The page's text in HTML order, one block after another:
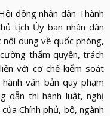
đồng nhân dân Thành
tịch Ủy ban nhân dân
dung về quốc phòng,
thẩm quyền, trách
với cơ chế kiểm soát
văn bản quy phạm
dẫn thi hành luật, nghị
Chính phủ, bộ, ngành